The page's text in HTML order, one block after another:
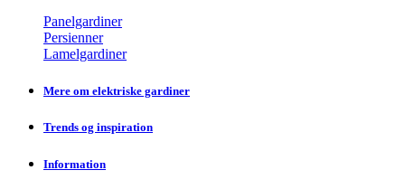
Panelgardiner
Persienner
Lamelgardiner
Mere om elektriske gardiner
Trends og inspiration
Information